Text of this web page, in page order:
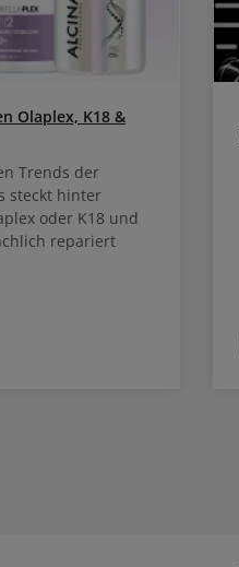
Olaplex, K18 &
Trends der
steckt hinter
oder K18 und
repariert